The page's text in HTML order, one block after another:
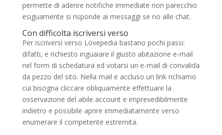
permette di aderire notifiche immediate non parecchio
esiguamente si risponde ai messaggi se no alle chat.
Con difficolta iscriversi verso
Per iscriversi verso Lovepedia bastano pochi passi:
difatti, e richiesto inguaiare il giusto abitazione e-mail
nel form di schedatura ed votarsi un e-mail di convalida
da pezzo del sito. Nella mail e accluso un link richiamo
cui bisogna cliccare obliquamente effettuare la
osservazione del abile account e imprevedibilmente
indietro e possibile aprire immediatamente verso
enumerare il competente estremita.